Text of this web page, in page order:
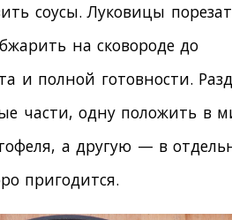
соусы. Луковицы
на сковороде до
и полной готовности.
части, одну положить в
а другую — в
пригодится.